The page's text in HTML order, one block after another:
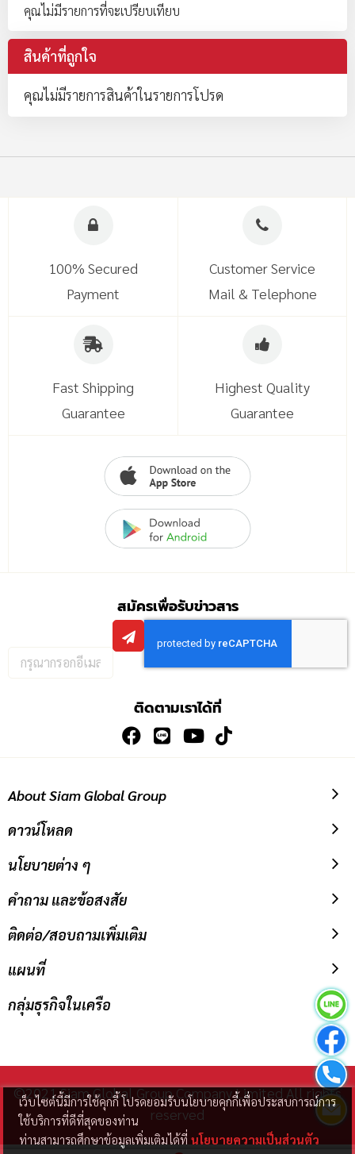
เว็บไซต์นี้มีการใช้คุกกี้ โปรดยอมรับนโยบายคุกกี้เพื่อประสบการณ์การ
ใช้บริการที่ดีที่สุดของท่าน
ท่านสามารถศึกษาข้อมูลเพิ่มเติมได้ที่ นโยบายความเป็นส่วนตัว
คุณไม่มีรายการที่จะเปรียบเทียบ
สินค้าที่ถูกใจ
คุณไม่มีรายการสินค้าในรายการโปรด
100% Secured
Payment
Customer Service
Mail & Telephone
Fast Shipping
Guarantee
Highest Quality
Guarantee
สมัครเพื่อรับข่าวสาร
กรอก
อีเมล
ติดตามเราได้ที่
About Siam Global Group
ดาวน์โหลด
นโยบายต่าง ๆ
คำถาม และข้อสงสัย
ติดต่อ/สอบถามเพิ่มเติม
แผนที่
กลุ่มธุรกิจในเครือ
©2021 Siam Global Group Company Limited All rights
reserved